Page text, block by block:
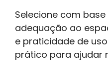
Selecione com
adequação ao
e praticidade de
prático para ajudar